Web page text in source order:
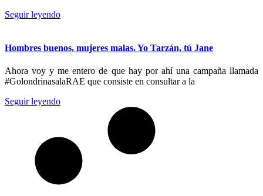
Seguir leyendo
Hombres buenos, mujeres malas. Yo Tarzán, tú Jane
Ahora voy y me entero de que hay por ahí una campaña llamada
#GolondrinasalaRAE que consiste en consultar a la
Seguir leyendo